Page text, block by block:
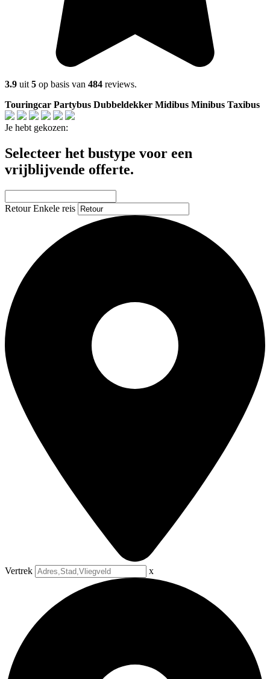
3.9 uit 5 op basis van 484 reviews.
Touringcar Partybus Dubbeldekker Midibus Minibus Taxibus
Je hebt gekozen:
Selecteer het bustype voor een
vrijblijvende offerte.
RetourEnkele reis
Vertrek x